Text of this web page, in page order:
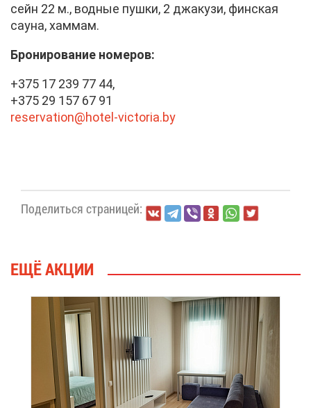
сейн 22 м., вод­ные пуш­ки, 2 джа­ку­зи, фин­ская
сау­на, хам­мам.
Бро­ни­ро­ва­ние но­ме­ров:
+375 17 239 77 44,
+375 29 157 67 91
reservation@​hotel-​vic​tori​a.​by
По­де­лить­ся стра­ни­цей:
ЕЩЁ АК­ЦИИ